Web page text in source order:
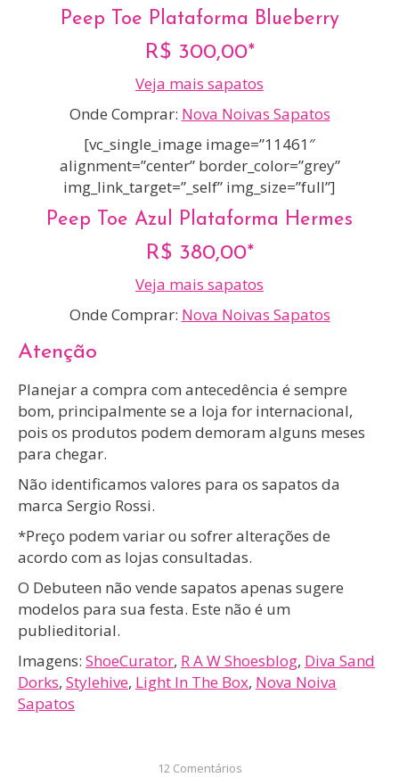
Peep Toe Plataforma Blueberry
R$ 300,00*
Veja mais sapatos
Onde Comprar: Nova Noivas Sapatos
[vc_single_image image=”11461″
alignment=”center” border_color=”grey”
img_link_target=”_self” img_size=”full”]
Peep Toe Azul Plataforma Hermes
R$ 380,00*
Veja mais sapatos
Onde Comprar: Nova Noivas Sapatos
Atenção
Planejar a compra com antecedência é sempre
bom, principalmente se a loja for internacional,
pois os produtos podem demoram alguns meses
para chegar.
Não identificamos valores para os sapatos da
marca Sergio Rossi.
*Preço podem variar ou sofrer alterações de
acordo com as lojas consultadas.
O Debuteen não vende sapatos apenas sugere
modelos para sua festa. Este não é um
publieditorial.
Imagens: ShoeCurator, R A W Shoesblog, Diva Sand
Dorks, Stylehive, Light In The Box, Nova Noiva
Sapatos
12 Comentários